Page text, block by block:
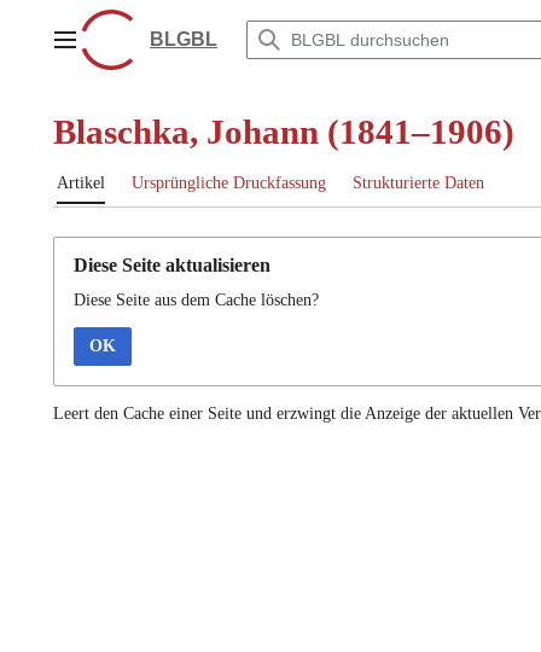
springenHauptmenüBLGBL
Blaschka, Johann (1841–1906)
Artikel Ursprüngliche Druckfassung Strukturierte Daten
Diese Seite aktualisieren
Diese Seite aus dem Cache löschen?
OK
Leert den Cache einer Seite und erzwingt die Anzeige der aktuellen